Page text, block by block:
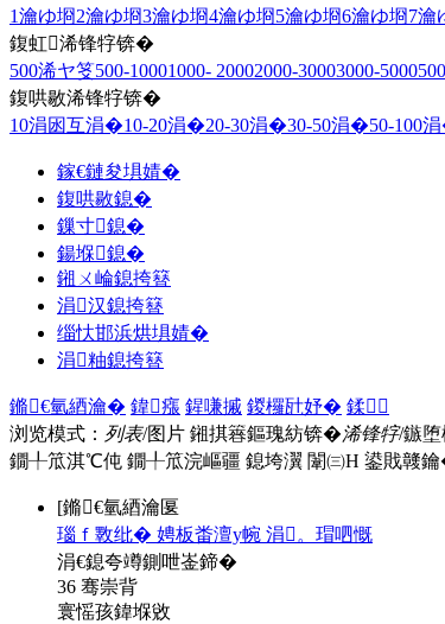
1瀹ゆ埛2瀹ゆ埛3瀹ゆ埛4瀹ゆ埛5瀹ゆ埛6瀹ゆ埛7瀹
鍑虹浠锋牸锛�
500浠ヤ笅500-10001000- 20002000-30003000-5000
鍑哄敭浠锋牸锛�
10涓囦互涓�10-20涓�20-30涓�30-50涓�50-100
鎵€鏈夋埧婧�
鍑哄敭鎴�
鏁寸鎴�
鍚堢鎴�
鎺ㄨ崘鎴挎簮
涓汉鎴挎簮
缁忕邯浜烘埧婧�
涓粙鎴挎簮
鏅€氫綇瀹� 鍏瘬 鍟嗛摵 鍐欏瓧妤� 鍒
浏览模式： 列表/图片 鎺掑簭鏂瑰紡锛�浠锋牸/鏃堕
鐗╀笟淇℃伅 鐗╀笟浣嶇疆 鎴垮瀷 闈㈢Н 鍙戝竷
[鏅€氫綇瀹匽
瑙ｆ斁纰� 娉板畨澶у帵 涓。瑁呬慨
涓€鎴夸竴鍘呭崟鍗�
36 骞崇背
寰愮孩鍏堢敓